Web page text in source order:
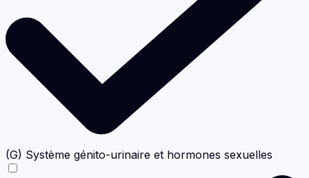
(G) Système génito-urinaire et hormones sexuelles